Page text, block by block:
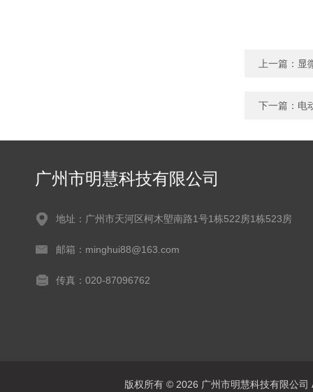
上一篇： 显
下一篇： 电
广州市明慧科技有限公司
地址：广州市天河区柯木塱南路1号1栋522房1栋523房
邮箱：minghui88@163.com
传真：020-87096762
版权所有 © 2026 广州市明慧科技有限